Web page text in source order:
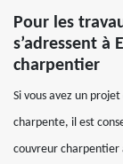
Pour les
s’adressent à
charpentier
Si vous avez un
charpente, il est
couvreur charpentier